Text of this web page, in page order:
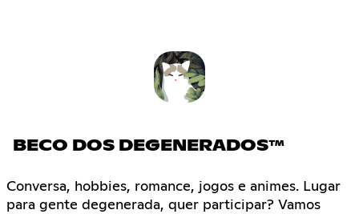
BECO DOS DEGENERADOS™
Conversa, hobbies, romance, jogos e animes. Lugar
para gente degenerada, quer participar? Vamos